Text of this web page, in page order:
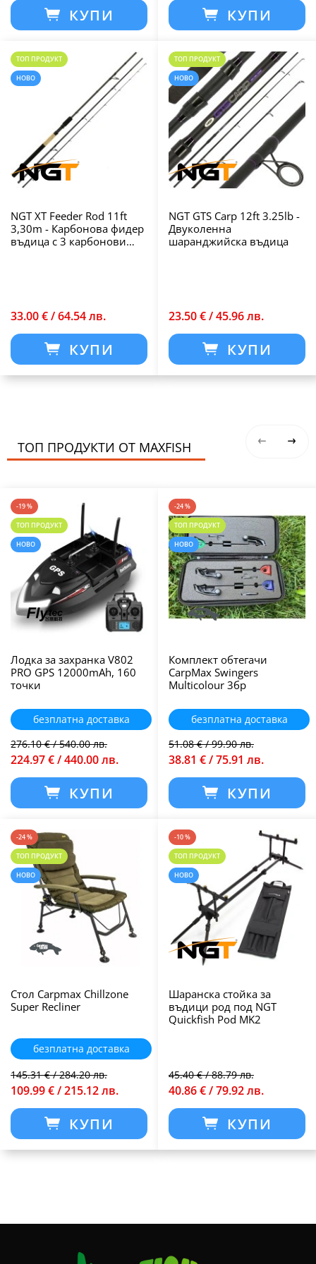
КУПИ КУПИ
ТОП ПРОДУКТ
НОВО
NGT XT Feeder Rod 11ft
3,30m - Карбонова фидер
въдица с 3 карбонови
33.00 € / 64.54 лв.
КУПИ
ТОП ПРОДУКТ
НОВО
NGT GTS Carp 12ft 3.25lb -
Двуколенна
шаранджийска въдица
23.50 € / 45.96 лв.
КУПИ
ТОП ПРОДУКТИ ОТ MAXFISH
-19 %
ТОП ПРОДУКТ
НОВО
Лодка за захранка V802
PRO GPS 12000mAh, 160
точки
безплатна доставка
276.10 € / 540.00 лв.
224.97 € / 440.00 лв.
КУПИ
-24 %
ТОП ПРОДУКТ
НОВО
Комплект обтегачи
CarpMax Swingers
Multicolour 3бр
безплатна доставка
51.08 € / 99.90 лв.
38.81 € / 75.91 лв.
КУПИ
-24 %
ТОП ПРОДУКТ
НОВО
Стол Carpmax Chillzone
Super Recliner
безплатна доставка
145.31 € / 284.20 лв.
109.99 € / 215.12 лв.
КУПИ
-10 %
ТОП ПРОДУКТ
НОВО
Шаранска стойка за
въдици род под NGT
Quickfish Pod MK2
45.40 € / 88.79 лв.
40.86 € / 79.92 лв.
КУПИ